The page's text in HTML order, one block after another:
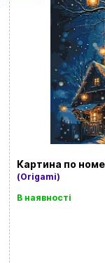
Картина по
(Origami)
В наявності